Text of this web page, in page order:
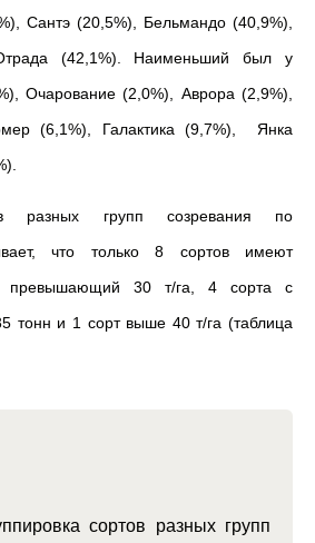
Сантэ (20,5%), Бельмандо (40,9%),
(42,1%). Наименьший был у
Очарование (2,0%), Аврора (2,9%),
(6,1%), Галактика (9,7%), Янка
разных групп созревания по
что только 8 сортов имеют
превышающий 30 т/га, 4 сорта с
тонн и 1 сорт выше 40 т/га (таблица
сортов разных групп